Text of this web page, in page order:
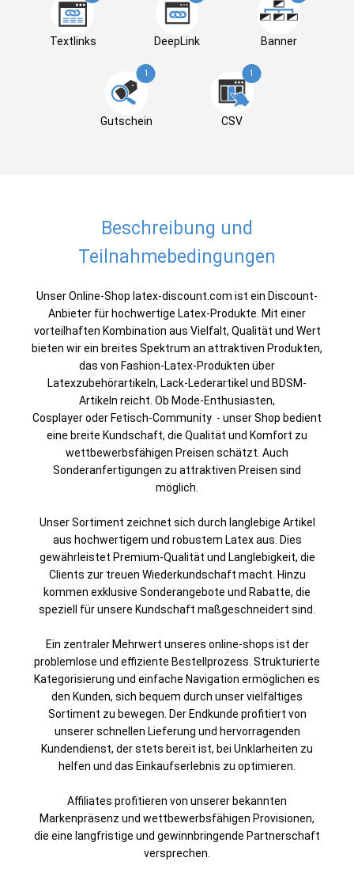
Textlinks DeepLink Banner
1
Gutschein
1
CSV
Beschreibung und
Teilnahmebedingungen
Unser Online-Shop latex-discount.com ist ein Discount-
Anbieter für hochwertige Latex-Produkte. Mit einer
vorteilhaften Kombination aus Vielfalt, Qualität und Wert
bieten wir ein breites Spektrum an attraktiven Produkten,
das von Fashion-Latex-Produkten über
Latexzubehörartikeln, Lack-Lederartikel und BDSM-
Artikeln reicht. Ob Mode-Enthusiasten,
Cosplayer oder Fetisch-Community - unser Shop bedient
eine breite Kundschaft, die Qualität und Komfort zu
wettbewerbsfähigen Preisen schätzt. Auch
Sonderanfertigungen zu attraktiven Preisen sind
möglich.
Unser Sortiment zeichnet sich durch langlebige Artikel
aus hochwertigem und robustem Latex aus. Dies
gewährleistet Premium-Qualität und Langlebigkeit, die
Clients zur treuen Wiederkundschaft macht. Hinzu
kommen exklusive Sonderangebote und Rabatte, die
speziell für unsere Kundschaft maßgeschneidert sind.
Ein zentraler Mehrwert unseres online-shops ist der
problemlose und effiziente Bestellprozess. Strukturierte
Kategorisierung und einfache Navigation ermöglichen es
den Kunden, sich bequem durch unser vielfältiges
Sortiment zu bewegen. Der Endkunde profitiert von
unserer schnellen Lieferung und hervorragenden
Kundendienst, der stets bereit ist, bei Unklarheiten zu
helfen und das Einkaufserlebnis zu optimieren.
Affiliates profitieren von unserer bekannten
Markenpräsenz und wettbewerbsfähigen Provisionen,
die eine langfristige und gewinnbringende Partnerschaft
versprechen.